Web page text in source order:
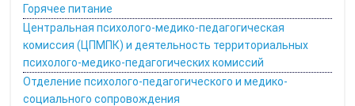
Горячее питание
Центральная психолого-медико-педагогическая
комиссия (ЦПМПК) и деятельность территориальных
психолого-медико-педагогических комиссий
Отделение психолого-педагогического и медико-
социального сопровождения